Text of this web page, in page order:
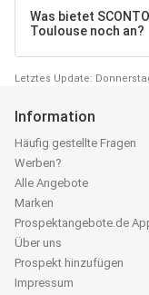
Was bietet
Toulouse noch an?
Letztes Update:
Information
Häufig gestellte Fragen
Werben?
Alle Angebote
Marken
Prospektangebote.de
Über uns
Prospekt hinzufügen
Impressum